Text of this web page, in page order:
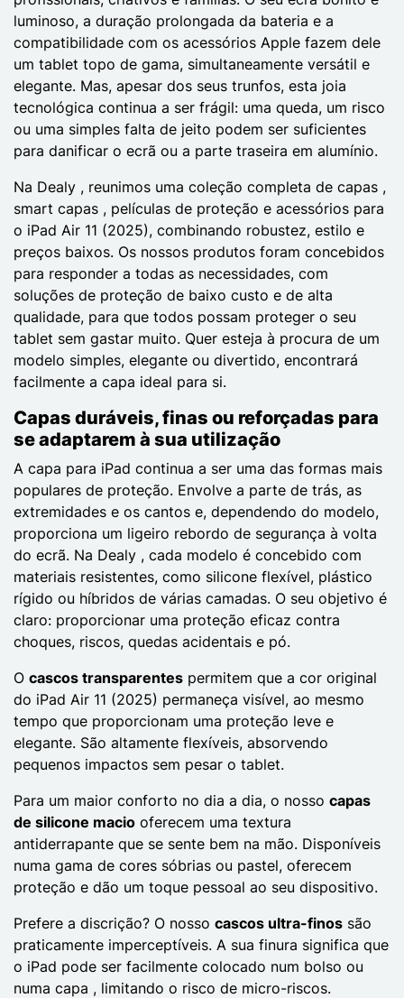
luminoso, a duração prolongada da bateria e a
compatibilidade com os acessórios Apple fazem dele
um tablet topo de gama, simultaneamente versátil e
elegante. Mas, apesar dos seus trunfos, esta joia
tecnológica continua a ser frágil: uma queda, um risco
ou uma simples falta de jeito podem ser suficientes
para danificar o ecrã ou a parte traseira em alumínio.
Na Dealy , reunimos uma coleção completa de capas ,
smart capas , películas de proteção e acessórios para
o iPad Air 11 (2025), combinando robustez, estilo e
preços baixos. Os nossos produtos foram concebidos
para responder a todas as necessidades, com
soluções de proteção de baixo custo e de alta
qualidade, para que todos possam proteger o seu
tablet sem gastar muito. Quer esteja à procura de um
modelo simples, elegante ou divertido, encontrará
facilmente a capa ideal para si.
Capas duráveis, finas ou reforçadas para
se adaptarem à sua utilização
A capa para iPad continua a ser uma das formas mais
populares de proteção. Envolve a parte de trás, as
extremidades e os cantos e, dependendo do modelo,
proporciona um ligeiro rebordo de segurança à volta
do ecrã. Na Dealy , cada modelo é concebido com
materiais resistentes, como silicone flexível, plástico
rígido ou híbridos de várias camadas. O seu objetivo é
claro: proporcionar uma proteção eficaz contra
choques, riscos, quedas acidentais e pó.
O cascos transparentes permitem que a cor original
do iPad Air 11 (2025) permaneça visível, ao mesmo
tempo que proporcionam uma proteção leve e
elegante. São altamente flexíveis, absorvendo
pequenos impactos sem pesar o tablet.
Para um maior conforto no dia a dia, o nosso capas
de silicone macio oferecem uma textura
antiderrapante que se sente bem na mão. Disponíveis
numa gama de cores sóbrias ou pastel, oferecem
proteção e dão um toque pessoal ao seu dispositivo.
Prefere a discrição? O nosso cascos ultra-finos são
praticamente imperceptíveis. A sua finura significa que
o iPad pode ser facilmente colocado num bolso ou
numa capa , limitando o risco de micro-riscos.